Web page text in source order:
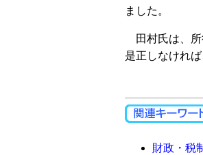
ました。
田村氏は、所
是正しなけれ
財政・税